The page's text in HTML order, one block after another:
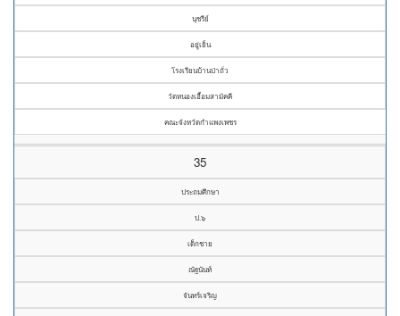
นุชรีย์
อยู่เย็น
โรงเรียนบ้านป่าถั่ว
วัดหนองเอื้อมสามัคคี
คณะจังหวัดกำแพงเพชร
35
ประถมศึกษา
ป.๖
เด็กชาย
ณัฐนันท์
จันทร์เจริญ